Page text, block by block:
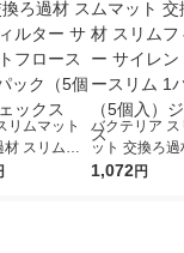
リムマット
材 スリムフ
サイレント
バクテリア ス
ット 交換ろ
ムフィルター
1,072円